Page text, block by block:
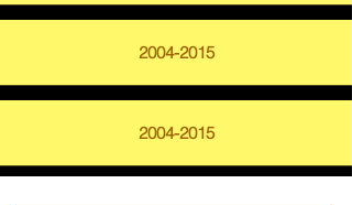
2004-2015
2004-2015